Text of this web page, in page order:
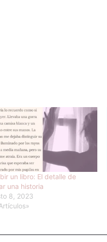
un libro: El detalle de
una historia
8, 2023